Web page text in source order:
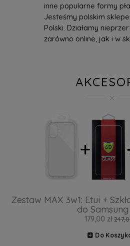
inne popularne formy
Jesteśmy polskim
Polski. Działamy
zarówno online, jak i w
Zestaw MAX 3w1: Etui +
do
179,00 zł
Do